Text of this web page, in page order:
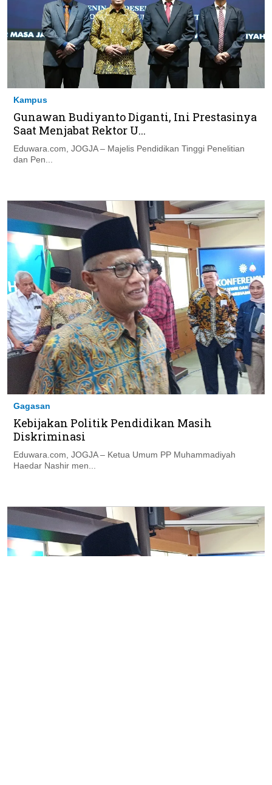
Kampus
Gunawan Budiyanto Diganti, Ini Prestasinya
Saat Menjabat Rektor U...
Eduwara.com, JOGJA – Majelis Pendidikan Tinggi Penelitian
dan Pen...
Gagasan
Kebijakan Politik Pendidikan Masih
Diskriminasi
Eduwara.com, JOGJA – Ketua Umum PP Muhammadiyah
Haedar Nashir men...